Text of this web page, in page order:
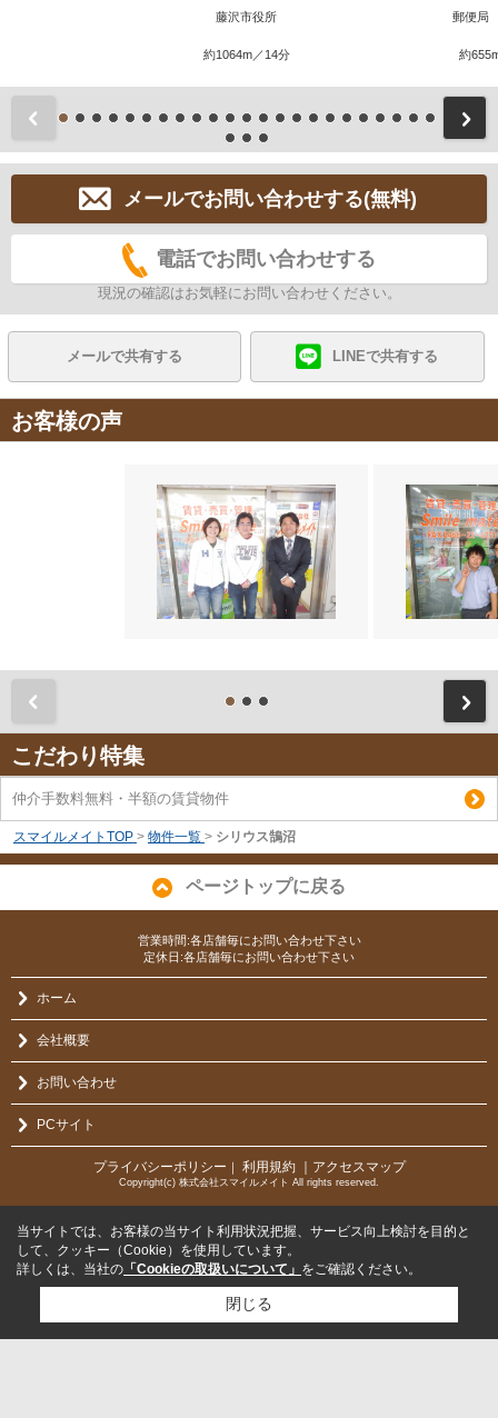
藤沢市役所
約1064m／14分
郵便局
約
前
メールでお問い合わせする(無料)
電話でお問い合わせする
現況の確認はお気軽にお問い合わせください。
メールで共有する LINEで共有する
お客様の声
こだわり特集
仲介手数料無料・半額の賃貸物件
スマイルメイトTOP > 物件一覧 > シリウス鵠沼
ページトップに戻る
営業時間:各店舗毎にお問い合わせ下さい
定休日:各店舗毎にお問い合わせ下さい
ホーム
会社概要
お問い合わせ
PCサイト
プライバシーポリシー 利用規約 ｜アクセスマップ
Copyright(c) 株式会社スマイルメイト All rights reserved.
当サイトでは、お客様の当サイト利用状況把握、サービス向上検討を目的と
して、クッキー（Cookie）を使用しています。
詳しくは、当社の 「Cookieの取扱いについて」 をご確認ください。
閉じる